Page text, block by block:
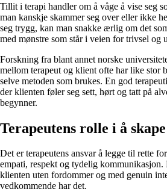
Tillit i terapi handler om å våge å vise seg
man kanskje skammer seg over eller ikke
seg trygg, kan man snakke ærlig om det
med mønstre som står i veien for trivsel og
Forskning fra blant annet norske
mellom terapeut og klient ofte har like stor
selve metoden som brukes. En god
der klienten føler seg sett, hørt og tatt på
begynner.
Terapeutens rolle i å
Det er terapeutens ansvar å legge til rette
empati, respekt og tydelig kommunikasjon.
klienten uten fordommer og med genuin
vedkommende har det.